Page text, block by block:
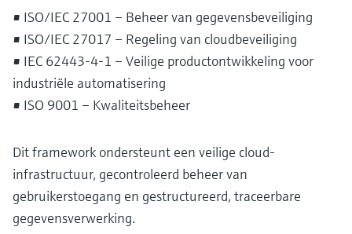
• ISO/IEC 27001 – Beheer van gegevensbeveiliging
• ISO/IEC 27017 – Regeling van cloudbeveiliging
• IEC 62443-4-1 – Veilige productontwikkeling voor
industriële automatisering
• ISO 9001 – Kwaliteitsbeheer
Dit framework ondersteunt een veilige cloud-
infrastructuur, gecontroleerd beheer van
gebruikerstoegang en gestructureerd, traceerbare
gegevensverwerking.